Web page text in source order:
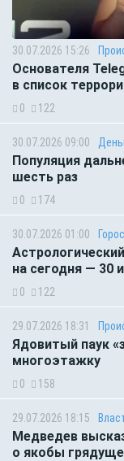
30.07.2026 15:26
Основателя
в список
0 122
30.07.2026 09:00
Популяция
шесть раз
0 174
30.07.2026 01:00
на сегодня — 30
0 122
29.07.2026 18:31
Ядовитый паук
многоэтажку
0 158
29.07.2026 18:15
Медведев
о якобы